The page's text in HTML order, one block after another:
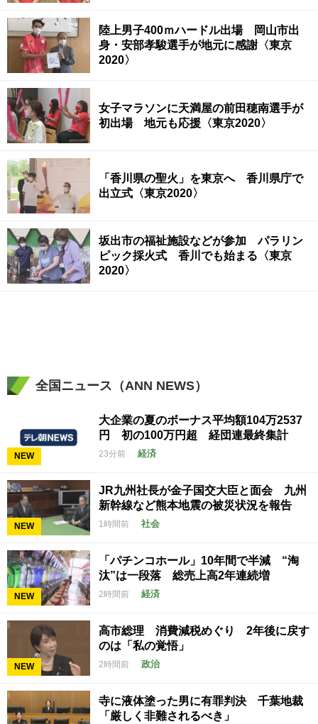
陸上男子400ｍハードル出場 岡山市出
身・安部孝駿選手が地元に感謝〈東京
2020〉
女子マラソンに天満屋の前田穂南選手が
初出場 地元も応援〈東京2020〉
「香川県の聖火」を東京へ 香川県庁で
出立式〈東京2020〉
坂出市の福祉施設などが参加 パラリン
ピック採火式 香川でも始まる〈東京
2020〉
全国ニュース（ANN NEWS）
NEW
大企業の夏のボーナス平均額104万2537
円 初の100万円超 経団連最終集計
23分前 経済
NEW
JR九州社長が金子国交大臣と面会 九州
新幹線など熊本地震の被災状況を報告
1時間前 社会
NEW
「パチンコホール」10年間で半減 “淘
汰”は一段落 総売上高2年連続増
2時間前 経済
NEW
高市総理 消費減税めぐり 2年後に戻す
のは「私の覚悟」
2時間前 政治
寺に液体塗った男に有罪判決 千葉地裁
「厳しく非難されるべき」